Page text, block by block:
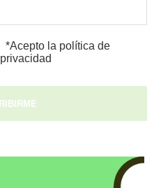
*Acepto la política de
privacidad